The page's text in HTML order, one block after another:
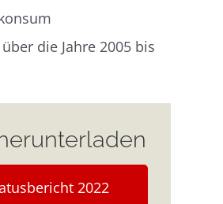
die Jahre 2005 bis
2022